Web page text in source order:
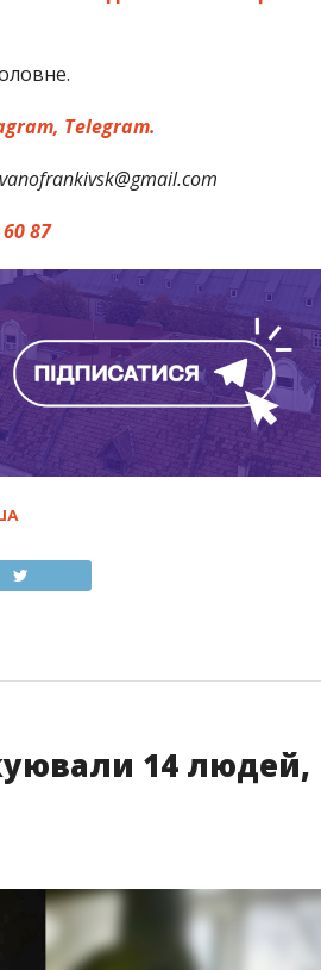
Telegram.
87
14 людей,